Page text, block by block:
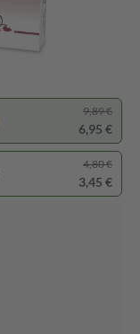
9,89 €
6,95 €
4,80 €
3,45 €